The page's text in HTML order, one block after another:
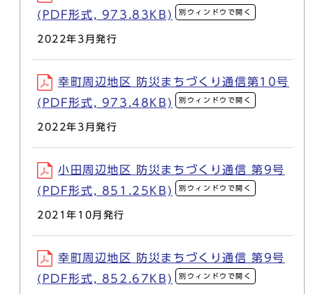
(PDF形式, 973.83KB)
別ウィンドウで開く
2022年3月発行
幸町周辺地区 防災まちづくり通信第10号
(PDF形式, 973.48KB)
別ウィンドウで開く
2022年3月発行
小田周辺地区 防災まちづくり通信 第9号
(PDF形式, 851.25KB)
別ウィンドウで開く
2021年10月発行
幸町周辺地区 防災まちづくり通信 第9号
(PDF形式, 852.67KB)
別ウィンドウで開く